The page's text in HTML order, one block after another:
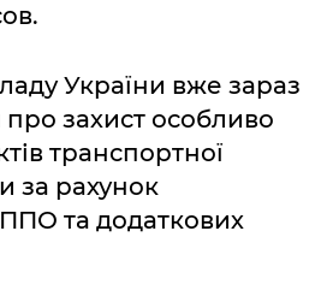
України вже зараз
про захист особливо
транспортної
за рахунок
та додаткових